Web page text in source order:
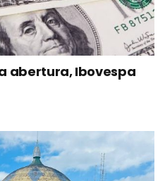
abertura, Ibovespa